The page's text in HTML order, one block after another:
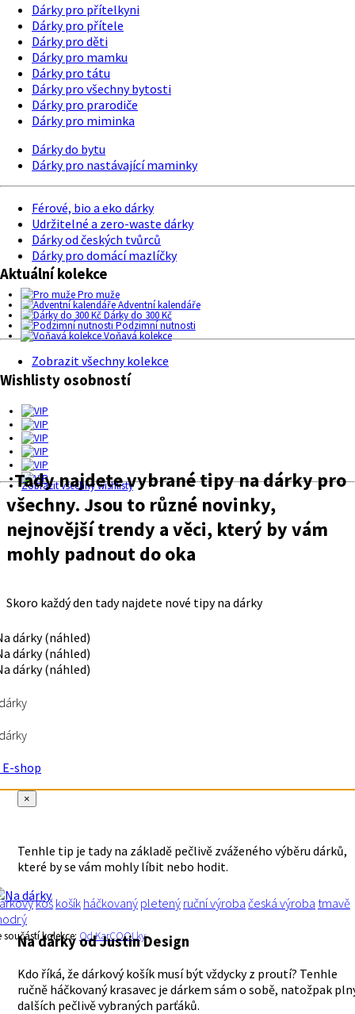
Dárky pro přítelkyni
Dárky pro přítele
Dárky pro děti
Dárky pro mamku
Dárky pro tátu
Dárky pro všechny bytosti
Dárky pro prarodiče
Dárky pro miminka
Dárky do bytu
Dárky pro nastávající maminky
Férové, bio a eko dárky
Udržitelné a zero-waste dárky
Dárky od českých tvůrců
Dárky pro domácí mazlíčky
Aktuální kolekce
Pro muže
Adventní kalendáře
Dárky do 300 Kč
Podzimní nutnosti
Voňavá kolekce
Zobrazit všechny kolekce
Wishlisty osobností
Zobrazit všechny wishlisty
Tady najdete vybrané tipy na dárky pro
všechny. Jsou to různé novinky,
nejnovější trendy a věci, který by vám
mohly padnout do oka
Skoro každý den tady najdete nové tipy na dárky
shop
×
Tenhle tip je tady na základě pečlivě zváženého výběru dárků,
které by se vám mohly líbit nebo hodit.
koš košík háčkovaný pletený ruční výroba česká výroba tmavě
součástí kolekce: Od KarCOOLky
Na dárkyod Justin Design
Kdo říká, že dárkový košík musí být vždycky z proutí? Tenhle
ručně háčkovaný krasavec je dárkem sám o sobě, natožpak
dalších pečlivě vybraných parťáků.